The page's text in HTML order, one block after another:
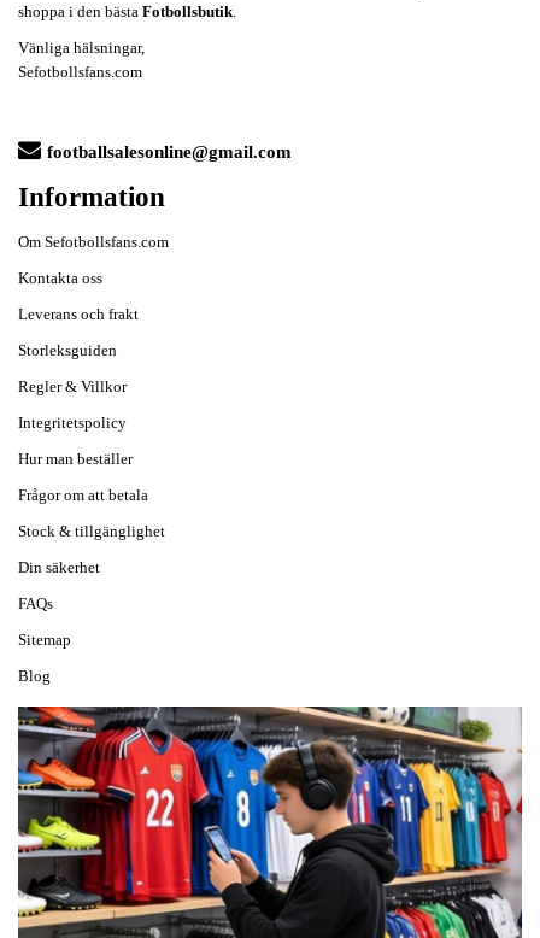
shoppa i den bästa Fotbollsbutik
Vänliga hälsningar,
Sefotbollsfans.com
footballsalesonline@gmail.com
Information
Om Sefotbollsfans.com
Kontakta oss
Leverans och frakt
Storleksguiden
Regler & Villkor
Integritetspolicy
Hur man beställer
Frågor om att betala
Stock & tillgänglighet
Din säkerhet
FAQs
Sitemap
Blog